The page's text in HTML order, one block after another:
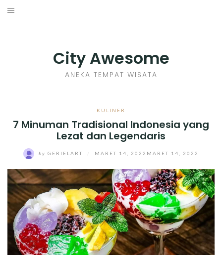
Skip
City Awesome
ANEKA TEMPAT WISATA
KULINER
7 Minuman Tradisional Indonesia yang
Lezat dan Legendaris
by GERIELART MARET 14, 2022 MARET 14, 2022
SENI KERAJINAN
INFO GAMES
MOVIES REVIEW